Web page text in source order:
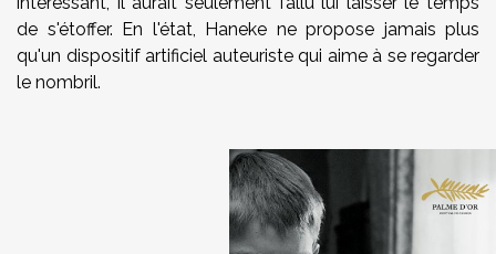
de s'étoffer. En l'état, Haneke ne propose jamais plus
qu'un dispositif artificiel auteuriste qui aime à se regarder
le nombril.